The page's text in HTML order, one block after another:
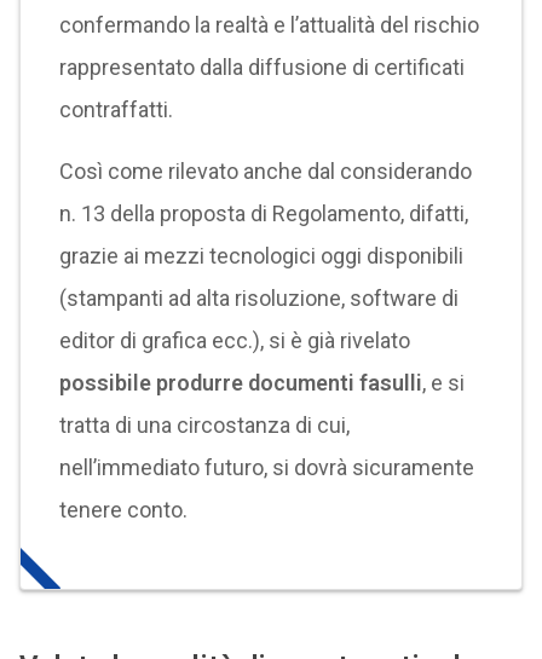
confermando la realtà e l’attualità del rischio
rappresentato dalla diffusione di certificati
contraffatti.
Così come rilevato anche dal considerando
n. 13 della proposta di Regolamento, difatti,
grazie ai mezzi tecnologici oggi disponibili
(stampanti ad alta risoluzione, software di
editor di grafica ecc.), si è già rivelato
possibile produrre documenti fasulli, e si
tratta di una circostanza di cui,
nell’immediato futuro, si dovrà sicuramente
tenere conto.